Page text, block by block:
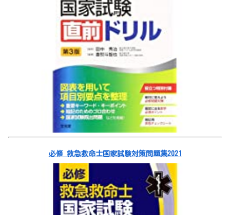
必修 救急救命士国家試験対策問題集2021